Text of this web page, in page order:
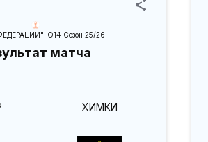
Ю14 Сезон 25/26
матча
ХИМКИ